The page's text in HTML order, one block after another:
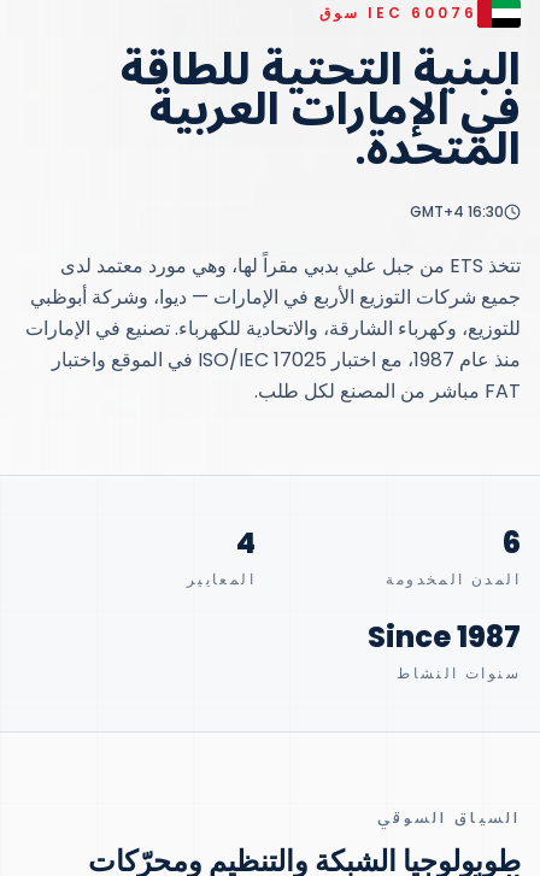
IEC 60076 سوق
البنية التحتية للطاقة
فيالإمارات العربية
المتحدة.
16:30
تتخذ ETS من جبل علي بدبي مقراً لها، وهي مورد معتمد لدى
جميع شركات التوزيع الأربع في الإمارات — ديوا، وشركة أبوظبي
للتوزيع، وكهرباء الشارقة، والاتحادية للكهرباء. تصنيع في الإمارات
منذ عام 1987، مع اختبار ISO/IEC 17025 في الموقع واختبار
FAT مباشر من المصنع لكل طلب.
6
المدن المخدومة
4
المعايير
Since 1987
سنوات النشاط
السياق السوقي
طوبولوجيا الشبكة والتنظيم ومحرّكات